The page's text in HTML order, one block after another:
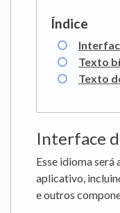
Texto
Texto
Interface
Esse idioma
aplicativo,
e outros